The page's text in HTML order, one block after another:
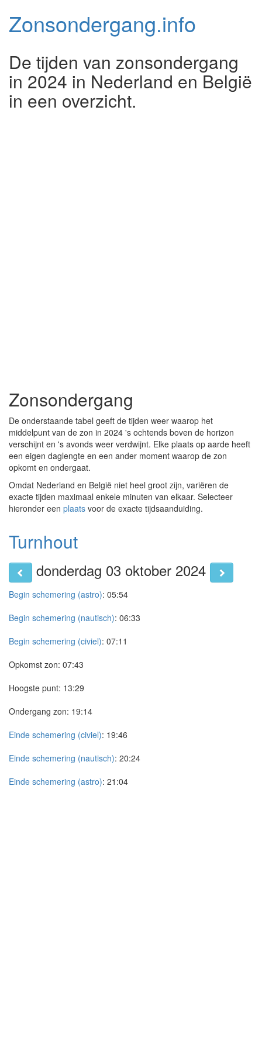
Zonsondergang.info
De tijden van zonsondergang
in 2024 in Nederland en België
in een overzicht.
Zonsondergang
De onderstaande tabel geeft de tijden weer waarop het
middelpunt van de zon in 2024 's ochtends boven de horizon
verschijnt en 's avonds weer verdwijnt. Elke plaats op aarde heeft
een eigen daglengte en een ander moment waarop de zon
opkomt en ondergaat.
Omdat Nederland en België niet heel groot zijn, variëren de
exacte tijden maximaal enkele minuten van elkaar. Selecteer
hieronder een plaats voor de exacte tijdsaanduiding.
Turnhout
donderdag 03 oktober 2024
Begin schemering (astro): 05:54
Begin schemering (nautisch): 06:33
Begin schemering (civiel): 07:11
Opkomst zon: 07:43
Hoogste punt: 13:29
Ondergang zon: 19:14
Einde schemering (civiel): 19:46
Einde schemering (nautisch): 20:24
Einde schemering (astro): 21:04